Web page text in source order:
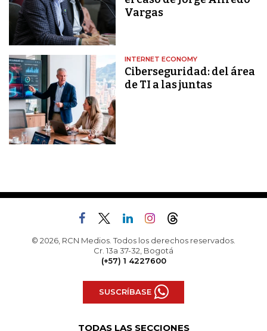
Vargas
INTERNET ECONOMY
Ciberseguridad: del área
de TI a las juntas
© 2026, RCN Medios. Todos los derechos reservados.
Cr. 13a 37-32, Bogotá
(+57) 1 4227600
SUSCRÍBASE
TODAS LAS SECCIONES